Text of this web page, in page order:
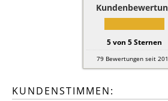
5von 5Sternen
79 Bewertungen seit
KUNDENSTIMMEN: